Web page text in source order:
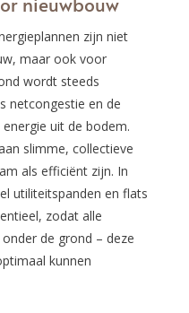
zijn niet
maar ook voor
wordt steeds
netcongestie en de
uit de bodem.
slimme, collectieve
als efficiënt zijn. In
utiliteitspanden en flats
zodat alle
de grond – deze
kunnen